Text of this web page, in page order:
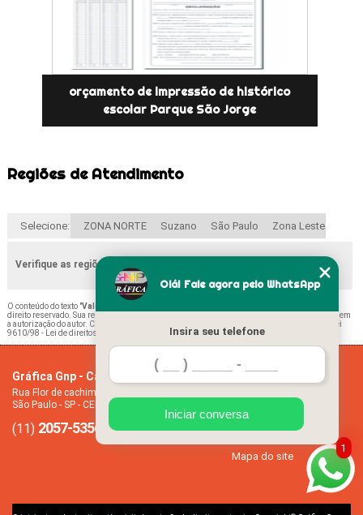
orçamento de impressão de histórico
escolar Parque São Jorge
Regiões de Atendimento
Selecione: ZONA NORTE Suzano São Paulo Zona Leste
Verifique as regiões que atendemos
O conteúdo do texto "Valor de Impressão Ficha Escolar Remissiva Vila Matilde
direito reservado. Sua reprodução, parcial ou total, mesmo citando nossos links, é proibida sem
a autorização do autor. Crime de violação de direito autoral – artigo 184 do Código Penal –
Lei
9610/98 - Lei de direitos autorais
Gráfica Gnp - Cartão de visita
Rua Flor de cachimbo, 274 - Jardim Santana
São Paulo - SP - CEP: 08050-040
(11) 2057-5356 (11)94612-2445
Empresa
Missão
Mapa do site
1
Olá! Fale agora pelo WhatsApp
Insira seu telefone
Iniciar conversa